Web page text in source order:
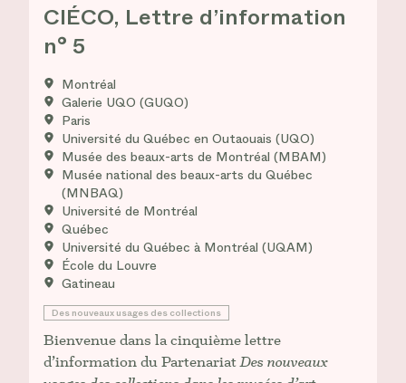
CIÉCO, Lettre d’information
n° 5
Montréal
Galerie UQO (GUQO)
Paris
Université du Québec en Outaouais (UQO)
Musée des beaux-arts de Montréal (MBAM)
Musée national des beaux-arts du Québec
(MNBAQ)
Université de Montréal
Québec
Université du Québec à Montréal (UQAM)
École du Louvre
Gatineau
Des nouveaux usages des collections
Bienvenue dans la cinquième lettre
d’information du Partenariat Des nouveaux